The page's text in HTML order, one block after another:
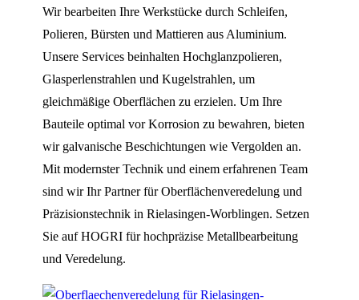
Wir bearbeiten Ihre Werkstücke durch Schleifen,
Polieren, Bürsten und Mattieren aus Aluminium.
Unsere Services beinhalten Hochglanzpolieren,
Glasperlenstrahlen und Kugelstrahlen, um
gleichmäßige Oberflächen zu erzielen. Um Ihre
Bauteile optimal vor Korrosion zu bewahren, bieten
wir galvanische Beschichtungen wie Vergolden an.
Mit modernster Technik und einem erfahrenen Team
sind wir Ihr Partner für Oberflächenveredelung und
Präzisionstechnik in Rielasingen-Worblingen. Setzen
Sie auf HOGRI für hochpräzise Metallbearbeitung
und Veredelung.